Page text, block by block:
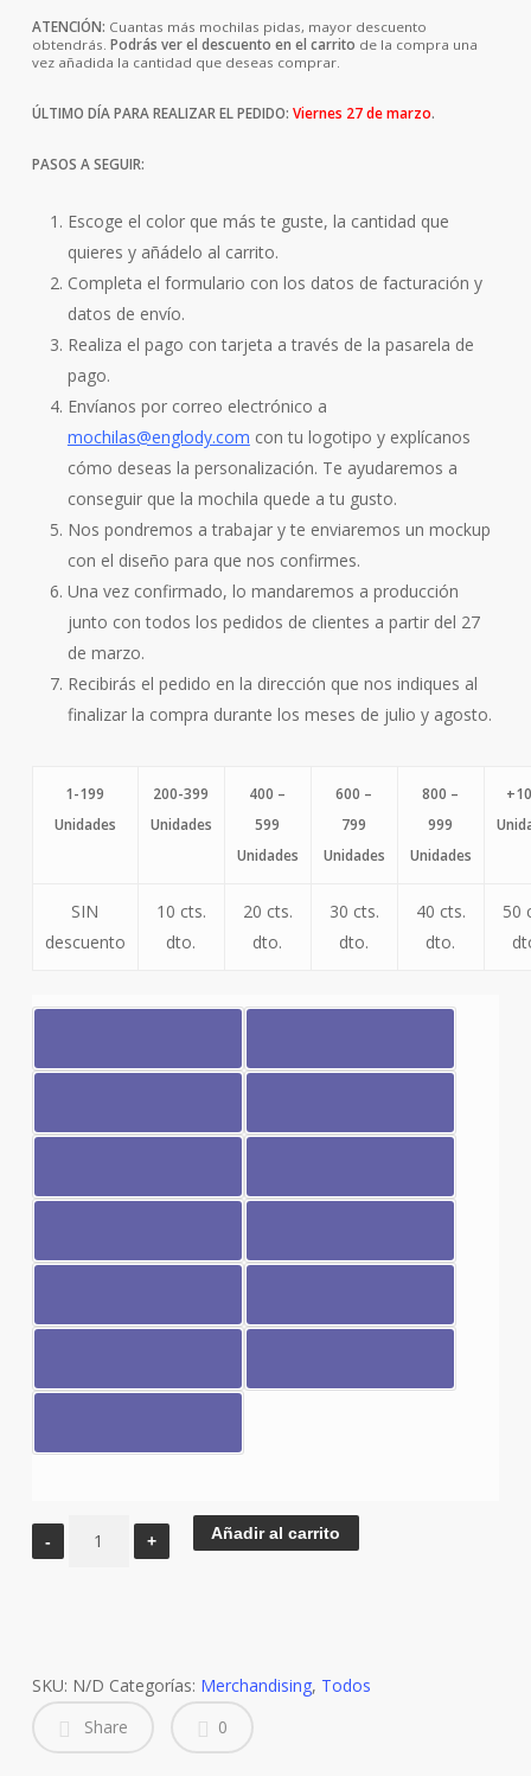
ATENCIÓN: Cuantas más mochilas pidas, mayor descuento
obtendrás. Podrás ver el descuento en el carrito de la compra una
vez añadida la cantidad que deseas comprar.
ÚLTIMO DÍA PARA REALIZAR EL PEDIDO: Viernes 27 de marzo.
PASOS A SEGUIR:
Escoge el color que más te guste, la cantidad que
quieres y añádelo al carrito.
Completa el formulario con los datos de facturación y
datos de envío.
Realiza el pago con tarjeta a través de la pasarela de
pago.
Envíanos por correo electrónico a
mochilas@englody.com con tu logotipo y explícanos
cómo deseas la personalización. Te ayudaremos a
conseguir que la mochila quede a tu gusto.
Nos pondremos a trabajar y te enviaremos un mockup
con el diseño para que nos confirmes.
Una vez confirmado, lo mandaremos a producción
junto con todos los pedidos de clientes a partir del 27
de marzo.
Recibirás el pedido en la dirección que nos indiques al
finalizar la compra durante los meses de julio y agosto.
1-199
Unidades
200-399
Unidades
400 –
599
Unidades
600 –
799
Unidades
800 –
999
Unidades
SIN
descuento
10 cts.
dto.
20 cts.
dto.
30 cts.
dto.
40 cts.
dto.
50
Añadir al carrito
SKU: N/D Categorías: Merchandising, Todos
Share
0